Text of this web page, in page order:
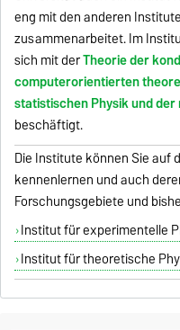
eng mit den anderen
zusammenarbeitet. Im
sich mit derTheorie der
computerorientierten
statistischen Physik und
beschäftigt.
Die Institute können Sie auf
kennenlernen und auch
Forschungsgebiete und
Institut für experimentelle
Institut für theoretische